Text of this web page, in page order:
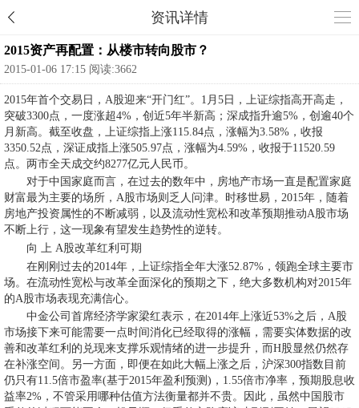
资讯详情
2015资产再配置：从楼市转向股市？
2015-01-06 17:15 阅读:3662
2015年首个交易日，A股迎来“开门红”。1月5日，上证综指高开高走，
突破3300点，一度涨超4%，创近5年半新高；深成指升逾5%，创逾40个
月新高。截至收盘，上证综指上涨115.84点，涨幅为3.58%，收报
3350.52点，深证成指上涨505.97点，涨幅为4.59%，收报于11520.59
点。两市全天成交约8277亿元人民币。
对于中国家庭而言，在过去的数年中，房地产市场一直是配置家庭
财富最为主要的场所，A股市场则乏人问津。时移世易，2015年，随着
房地产投资属性的不断减弱，以及流动性宽松和改革预期推动A股市场
不断上行，这一现象有望发生趋势性的逆转。
向 上 A股改革红利可期
在刚刚过去的2014年，上证综指全年大涨52.87%，领跑全球主要市
场。在流动性宽松与改革全面深化的预期之下，绝大多数机构对2015年
的A股市场表现充满信心。
中金公司首席经济学家梁红表示，在2014年上涨近53%之后，A股
市场接下来可能需要一点时间消化已经取得的涨幅，需要实体数据的改
善和改革红利的兑现来支撑乐观情绪的进一步提升，而H股显然仍然存
在补涨空间。另一方面，即便在如此大幅上涨之后，沪深300指数目前
仍只有11.5倍市盈率(基于2015年盈利预测)，1.55倍市净率，预期股息收
益率2%，不管采用哪种估值方法衡量都并不贵。因此，虽然中国股市